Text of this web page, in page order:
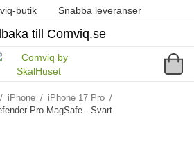
butik Snabba leveranser
till Comviq.se
/ iPhone / iPhone 17 Pro /
Pro MagSafe - Svart